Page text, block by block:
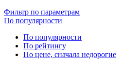
Фильтр по параметрам
По популярности
По популярности
По рейтингу
По цене, сначала недорогие